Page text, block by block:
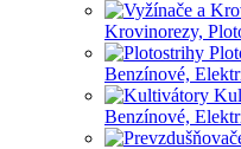
Krovinorezy,
Benzínové,
Benzínové,